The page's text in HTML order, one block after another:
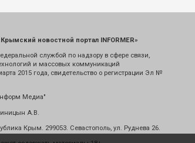
новостной портал INFORMER»
службой по надзору в сфере связи,
и массовых коммуникаций
2015 года, свидетельство о регистрации Эл №
Медиа"
А.В.
Крым. 299053. Севастополь, ул. Руднева 26.